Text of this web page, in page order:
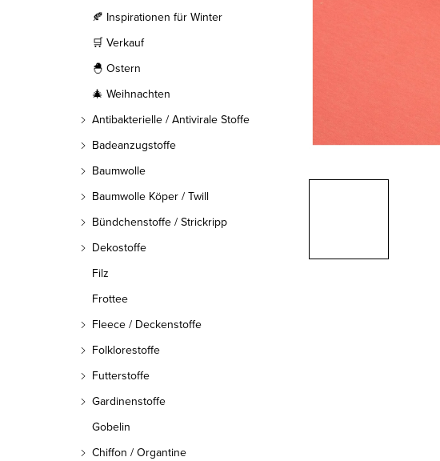
🍂 Inspirationen für Winter
🛒 Verkauf
🐣 Ostern
🎄 Weihnachten
Antibakterielle / Antivirale Stoffe
Badeanzugstoffe
Baumwolle
Baumwolle Köper / Twill
Bündchenstoffe / Strickripp
Dekostoffe
Filz
Frottee
Fleece / Deckenstoffe
Folklorestoffe
Futterstoffe
Gardinenstoffe
Gobelin
Chiffon / Organtine